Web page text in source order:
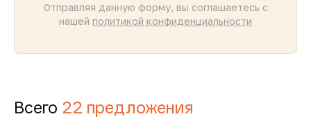
Отправляя данную форму, вы соглашаетесь с
нашей политикой конфиденциальности
Всего 22 предложения